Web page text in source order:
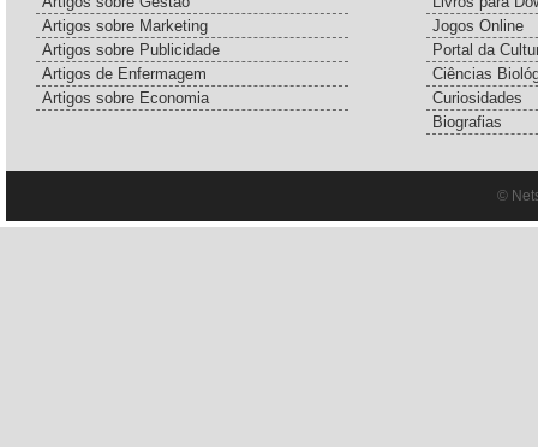
Artigos sobre Marketing
Artigos sobre Publicidade
Artigos de Enfermagem
Artigos sobre Economia
Jogos Online
Portal da
Ciências
Curiosidades
Biografias
©